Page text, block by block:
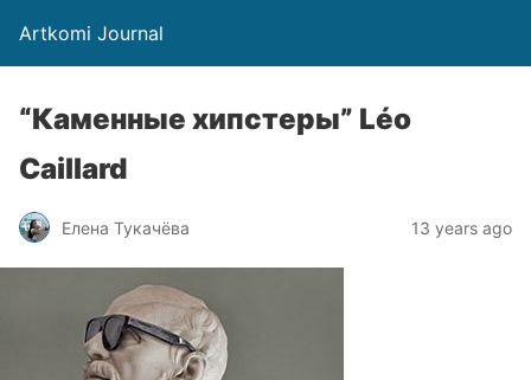
Artkomi Journal
“Каменные хипстеры” Léo
Caillard
Елена Тукачёва 13 years ago